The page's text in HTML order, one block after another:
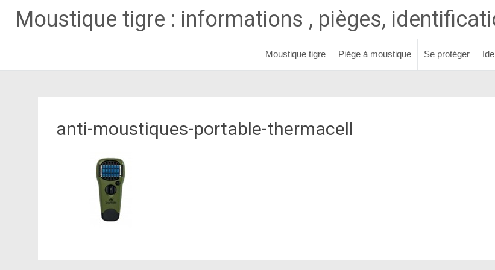
Moustique tigre : informations , pièges,
Moustique tigre Piège à moustique Se protéger
anti-moustiques-portable-thermacell